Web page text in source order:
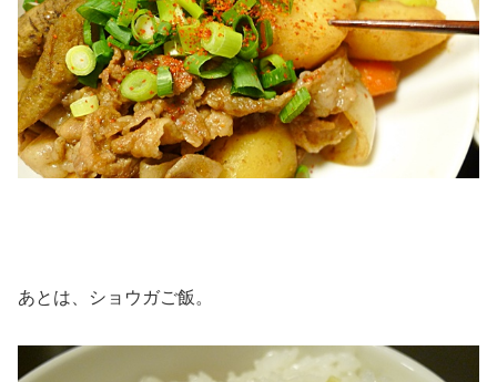
あとは、ショウガご飯。